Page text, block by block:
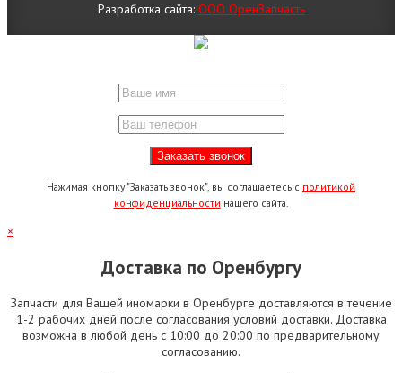
Разработка сайта: ООО ОренЗапчасть
Нажимая кнопку "Заказать звонок", вы соглашаетесь с политикой
конфиденциальности нашего сайта.
×
Доставка по Оренбургу
Запчасти для Вашей иномарки в Оренбурге доставляются в течение
1-2 рабочих дней после согласования условий доставки. Доставка
возможна в любой день с 10:00 до 20:00 по предварительному
согласованию.